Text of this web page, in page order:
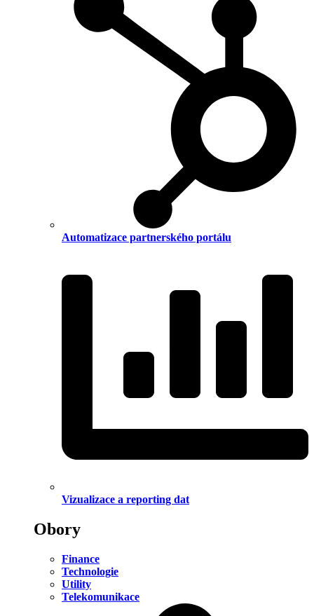
Automatizace partnerského portálu
Vizualizace a reporting dat
Obory
Finance
Technologie
Utility
Telekomunikace